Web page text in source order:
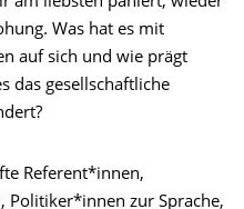
Was hat es mit
auf sich und wie prägt
das gesellschaftliche
Referent*innen,
Politiker*innen zur Sprache,